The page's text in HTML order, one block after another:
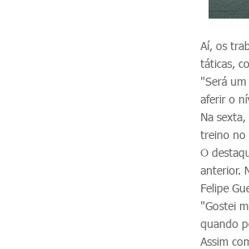
Aí, os
táticas,
"Será
aferir o
Na
treino no
O
anterior.
Felipe
"Gostei
quando
Assim